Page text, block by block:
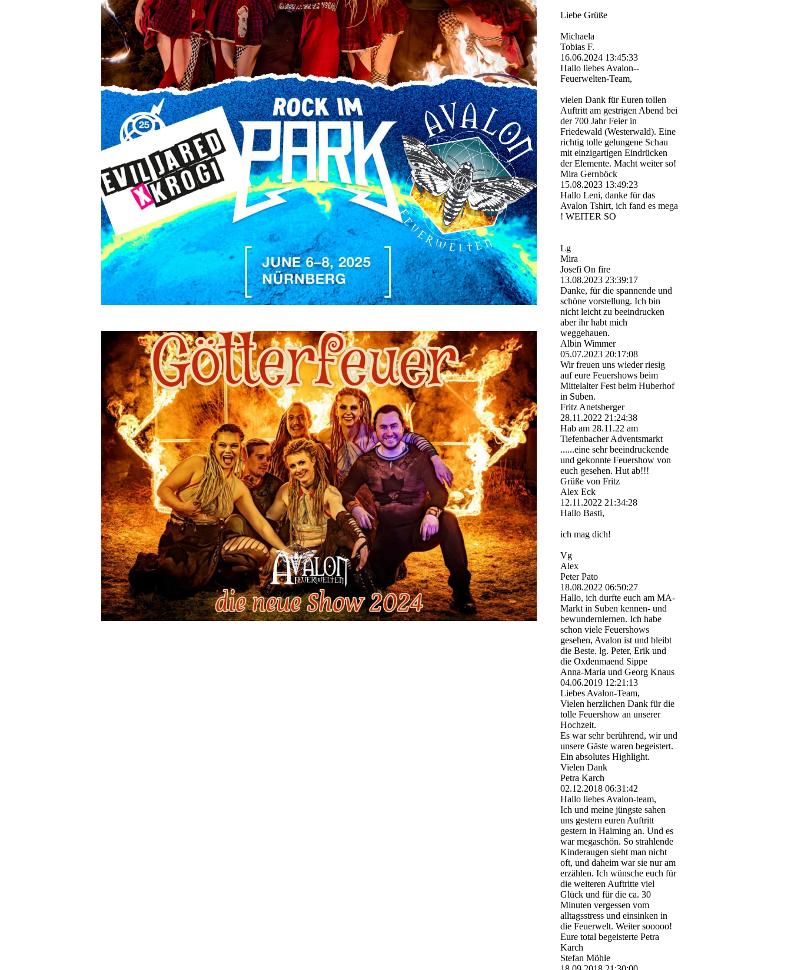
Liebe Grüße
Michaela
Tobias F.
16.06.2024 13:45:33
Hallo liebes Avalon-­
Feuerwelten-­Team,­
vielen Dank für Euren tollen
Auftritt am gestrigen Abend bei
der 700 Jahr Feier in
Friedewald (Westerwald). Eine
richtig tolle gelungene Schau
mit einzigartigen Eindrücken
der Elemente. Macht weiter so!
Mira Gernböck
15.08.2023 13:49:23
Hallo Leni, danke für das
Avalon Tshirt, ich fand es mega
! WEITER SO
Lg
Mira
Josefi On fire
13.08.2023 23:39:17
Danke, für die spannende und
schöne vorstellung. Ich bin
nicht leicht zu beeindrucken
aber ihr habt mich
weggehauen.
Albin Wimmer
05.07.2023 20:17:08
Wir freuen uns wieder riesig
auf eure Feuershows beim
Mittelalter Fest beim Huberhof
in Suben.
Fritz Anetsberger
28.11.2022 21:24:38
Hab am 28.11.22 am
Tiefenbacher Adventsmarkt
......eine sehr beeindruckende
und gekonnte Feuershow von
euch gesehen. Hut ab!!!
Grüße von Fritz
Alex Eck
12.11.2022 21:34:28
Hallo Basti,
ich mag dich!
Vg
Alex
Peter Pato
18.08.2022 06:50:27
Hallo, ich durfte euch am MA-
Markt in Suben kennen- und
bewundernlernen. Ich habe
schon viele Feuershows
gesehen, Avalon ist und bleibt
die Beste. lg. Peter, Erik und
die Oxdenmaend Sippe
Anna-Maria und Georg Knaus
04.06.2019 12:21:13
Liebes Avalon-Team,
Vielen herzlichen Dank für die
tolle Feuershow an unserer
Hochzeit.
Es war sehr berührend, wir und
unsere Gäste waren begeistert.
Ein absolutes Highlight.
Vielen Dank
Petra Karch
02.12.2018 06:31:42
Hallo liebes Avalon-team,
Ich und meine jüngste sahen
uns gestern euren Auftritt
gestern in Haiming an. Und es
war megaschön. So strahlende
Kinderaugen sieht man nicht
oft, und daheim war sie nur am
erzählen. Ich wünsche euch für
die weiteren Auftritte viel
Glück und für die ca. 30
Minuten vergessen vom
alltagsstress und einsinken in
die Feuerwelt. Weiter sooooo!
Eure total begeisterte Petra
Karch
Stefan Möhle